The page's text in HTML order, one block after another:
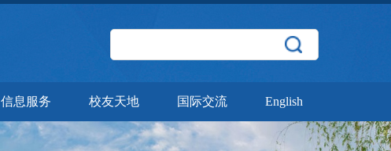
信息服务 校友天地 国际交流 English